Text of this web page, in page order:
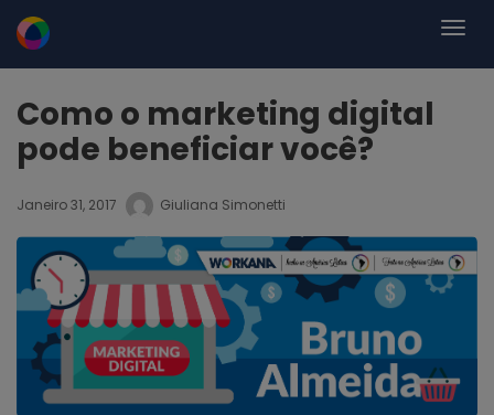
Como o marketing digital
pode beneficiar você?
Janeiro 31, 2017 Giuliana Simonetti